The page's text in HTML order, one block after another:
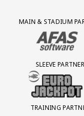
Partner Logos Grid
MAIN & STADIUM
BEZOEK ONZE
SLEEVE PARTNER
BEZOEK ONZE SLEEVE
TRAINING